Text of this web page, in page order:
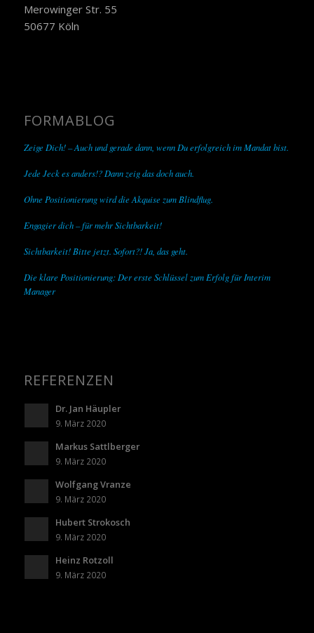
Merowinger Str. 55
50677 Köln
FORMABLOG
Zeige Dich! – Auch und gerade dann, wenn Du erfolgreich im Mandat bist.
Jede Jeck es anders!? Dann zeig das doch auch.
Ohne Positionierung wird die Akquise zum Blindflug.
Engagier dich – für mehr Sichtbarkeit!
Sichtbarkeit! Bitte jetzt. Sofort?! Ja, das geht.
Die klare Positionierung: Der erste Schlüssel zum Erfolg für Interim
Manager
REFERENZEN
Dr. Jan Häupler
9. März 2020
Markus Sattlberger
9. März 2020
Wolfgang Vranze
9. März 2020
Hubert Strokosch
9. März 2020
Heinz Rotzoll
9. März 2020